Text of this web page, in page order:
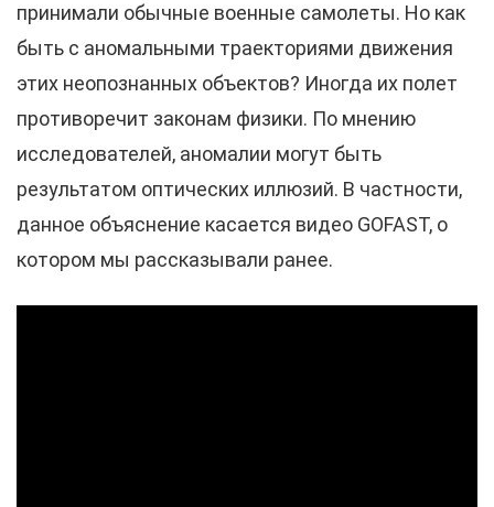
принимали обычные военные самолеты. Но как
быть с аномальными траекториями движения
этих неопознанных объектов? Иногда их полет
противоречит законам физики. По мнению
исследователей, аномалии могут быть
результатом оптических иллюзий. В частности,
данное объяснение касается видео GOFAST, о
котором мы рассказывали ранее.